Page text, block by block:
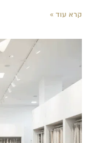
קרא עוד »